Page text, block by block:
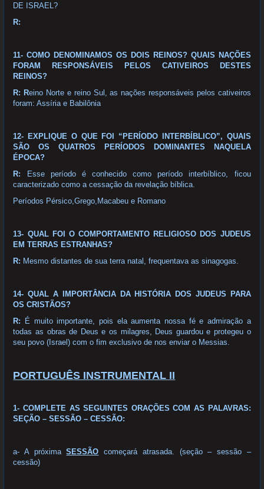
DE ISRAEL?
R:
11- COMO DENOMINAMOS OS DOIS REINOS? QUAIS NAÇÕES
FORAM RESPONSÁVEIS PELOS CATIVEIROS DESTES
REINOS?
R: Reino Norte e reino Sul, as nações responsáveis pelos cativeiros
foram: Assíria e Babilônia
12- EXPLIQUE O QUE FOI “PERÍODO INTERBÍBLICO”, QUAIS
SÃO OS QUATROS PERÍODOS DOMINANTES NAQUELA
ÉPOCA?
R:
Esse período é conhecido como período interbíblico, ficou
caracterizado como a cessação da revelação bíblica.
Períodos Pérsico,Grego,Macabeu e Romano
13- QUAL FOI O COMPORTAMENTO RELIGIOSO DOS JUDEUS
EM TERRAS ESTRANHAS?
R: Mesmo distantes de sua terra natal, frequentava as sinagogas.
14- QUAL A IMPORTÂNCIA DA HISTÓRIA DOS JUDEUS PARA
OS CRISTÃOS?
R: É muito importante, pois ela aumenta nossa fé e admiração a
todas as obras de Deus e os milagres, Deus guardou e protegeu o
seu povo (Israel) com o fim exclusivo de nos enviar o Messias.
PORTUGUÊS INSTRUMENTAL II
1- COMPLETE AS SEGUINTES ORAÇÕES COM AS PALAVRAS:
SEÇÃO – SESSÃO – CESSÃO:
a- A próximaSESSÃO
começará atrasada. (seção – sessão –
cessão)